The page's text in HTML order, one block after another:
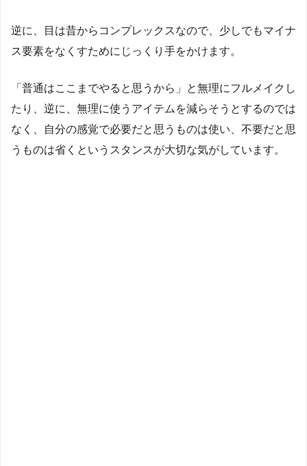
逆に、目は昔からコンプレックスなので、少しでもマイナ
ス要素をなくすためにじっくり手をかけます。
「普通はここまでやると思うから」と無理にフルメイクし
たり、逆に、無理に使うアイテムを減らそうとするのでは
なく、自分の感覚で必要だと思うものは使い、不要だと思
うものは省くというスタンスが大切な気がしています。